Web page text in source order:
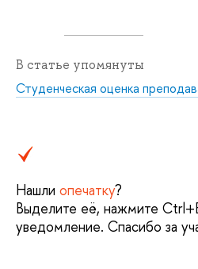
В статье упомянуты
Студенческая оценка
Нашли опечатку?
Выделите её, нажмите
уведомление. Спасибо за